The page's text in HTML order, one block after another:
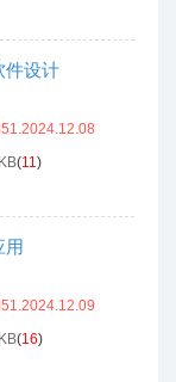
件设计
(11 )
用
(16)